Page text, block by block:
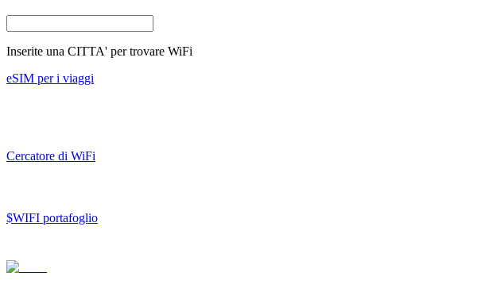
Inserite una CITTA' per trovare WiFi
eSIM per i viaggi
Cercatore di WiFi
$WIFI portafoglio